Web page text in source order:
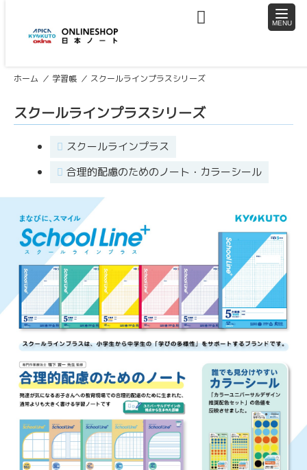
toggle
ホーム 学習帳 スクールラインプラスシリーズ
スクールラインプラスシリーズ
スクールラインプラス
合理的配慮のためのノート・カラーシール